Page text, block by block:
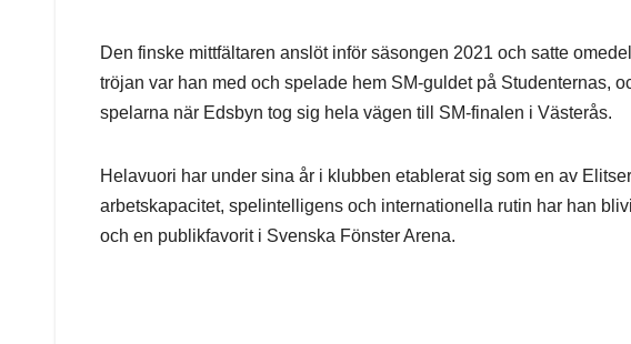
Den finske mittfältaren anslöt inför säsongen 2021 och satte
tröjan var han med och spelade hem SM‑guldet på Studenternas,
spelarna när Edsbyn tog sig hela vägen till SM‑finalen i Västerås.
Helavuori har under sina år i klubben etablerat sig som en av
arbetskapacitet, spelintelligens och internationella rutin har han
och en publikfavorit i Svenska Fönster Arena.